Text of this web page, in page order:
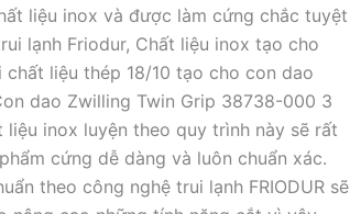
liệu inox và được làm cứng chắc tuyệt
lạnh Friodur, Chất liệu inox tạo cho
liệu thép 18/10 tạo cho con dao
dao Zwilling Twin Grip 38738-000 3
inox luyện theo quy trình này sẽ rất
cứng dễ dàng và luôn chuẩn xác.
theo công nghệ trui lạnh FRIODUR sẽ